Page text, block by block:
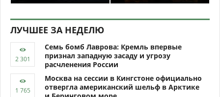
ЛУЧШЕЕ ЗА НЕДЕЛЮ
Семь бомб Лаврова: Кремль впервые
признал западную засаду и угрозу
расчленения России
Москва на сессии в Кингстоне официально
отвергла американский шельф в Арктике